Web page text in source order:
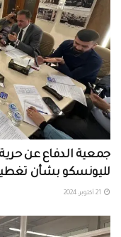
جمعية الدفاع عن
لليونسكو بشأن تغطية
21 أكتوبر، 2024